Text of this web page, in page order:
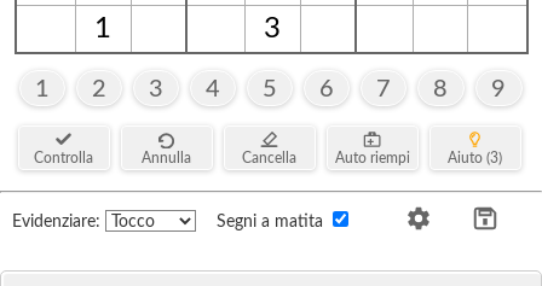
1
3
1 2 3 4 5 6 7 8 9
Controlla Annulla Cancella Auto riempi Aiuto (3)
Evidenziare: Segni a matita